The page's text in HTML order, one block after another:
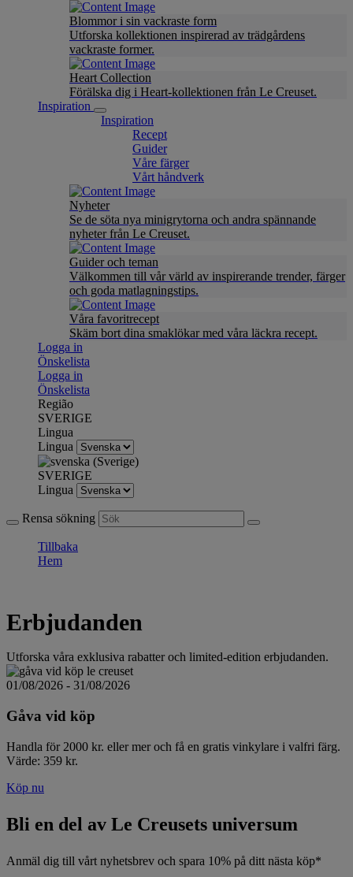
Blommor i sin vackraste form
Utforska kollektionen inspirerad av trädgårdens
vackraste former.
Heart Collection
Förälska dig i Heart-kollektionen från Le Creuset.
Inspiration
Inspiration
Recept
Guider
Våre färger
Vårt håndverk
Nyheter
Se de söta nya minigrytorna och andra spännande
nyheter från Le Creuset.
Guider och teman
Välkommen till vår värld av inspirerande trender, färger
och goda matlagningstips.
Våra favoritrecept
Skäm bort dina smaklökar med våra läckra recept.
Logga in
Önskelista
Logga in
Önskelista
Região
SVERIGE
Lingua
Lingua
SVERIGE
Lingua
Rensa sökning
Tillbaka
Hem
Erbjudanden
Utforska våra exklusiva rabatter och limited-edition erbjudanden.
01/08/2026 - 31/08/2026
Gåva vid köp
Handla för 2000 kr. eller mer och få en gratis vinkylare i valfri färg.
Värde: 359 kr.
Köp nu
Bli en del av Le Creusets universum
Anmäl dig till vårt nyhetsbrev och spara 10% på ditt nästa köp*